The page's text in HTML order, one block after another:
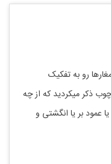
رو بە تفکیک
ذکر میکردید کە از چە
عمود بر یا انگشتی و